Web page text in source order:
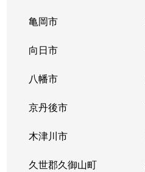
亀岡市
向日市
八幡市
京丹後市
木津川市
久世郡久御山町